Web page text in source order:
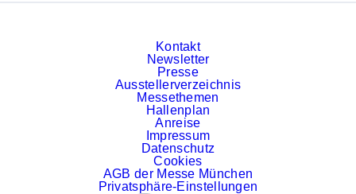
Kontakt
Newsletter
Presse
Ausstellerverzeichnis
Messethemen
Hallenplan
Anreise
Impressum
Datenschutz
Cookies
AGB der Messe München
Privatsphäre-Einstellungen